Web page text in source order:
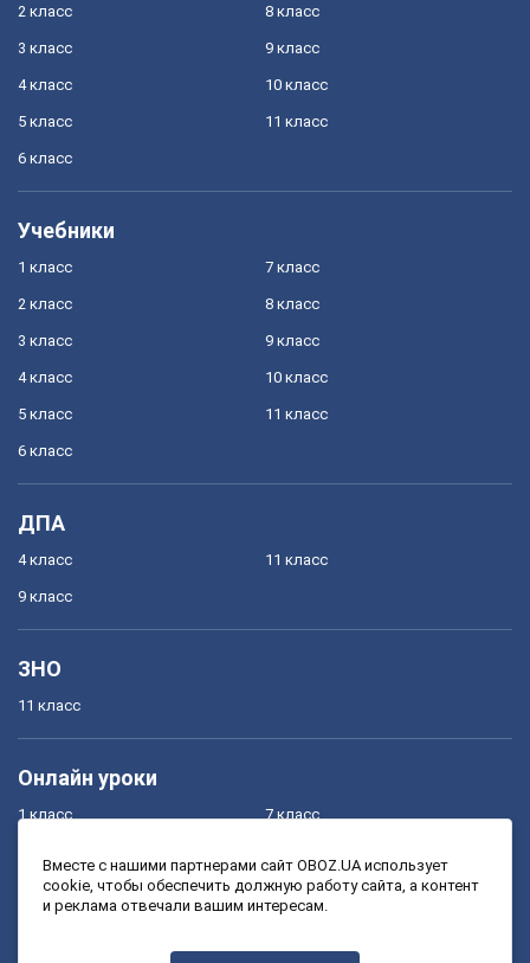
2 класс
3 класс
4 класс
5 класс
6 класс
8 класс
9 класс
10 класс
11 класс
Учебники
1 класс
2 класс
3 класс
4 класс
5 класс
6 класс
7 класс
8 класс
9 класс
10 класс
11 класс
ДПА
4 класс
9 класс
11 класс
ЗНО
11 класс
Онлайн уроки
1 класс
3 класс
7 класс
9 класс
Вместе с нашими партнерами сайт OBOZ.UA использует
cookie, чтобы обеспечить должную работу сайта, а контент
и реклама отвечали вашим интересам.